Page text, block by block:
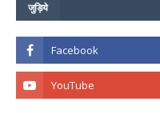
जुड़िये